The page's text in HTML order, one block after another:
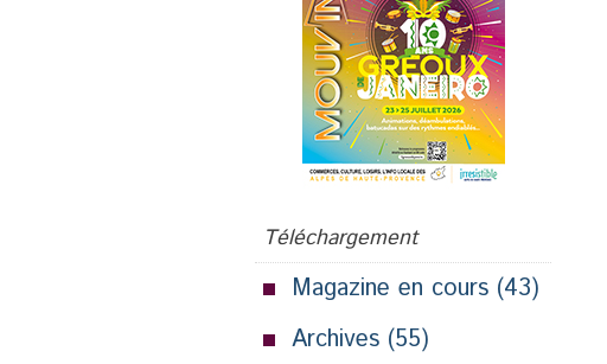
Téléchargement
Magazine en cours (43)
Archives (55)